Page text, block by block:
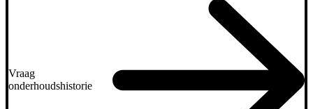
Vraag
onderhoudshistorie